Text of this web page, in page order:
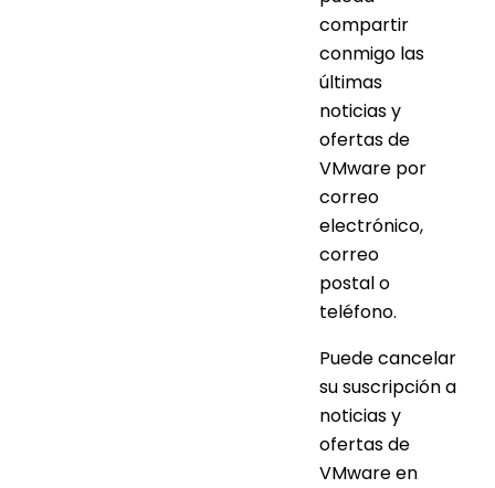
compartir
conmigo las
últimas
noticias y
ofertas de
VMware por
correo
electrónico,
correo
postal o
teléfono.
Puede cancelar
su suscripción a
noticias y
ofertas de
VMware en